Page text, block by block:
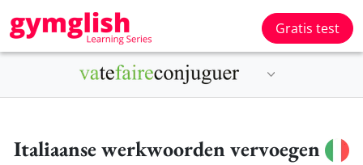
Gratis test
Italiaanse werkwoorden vervoegen